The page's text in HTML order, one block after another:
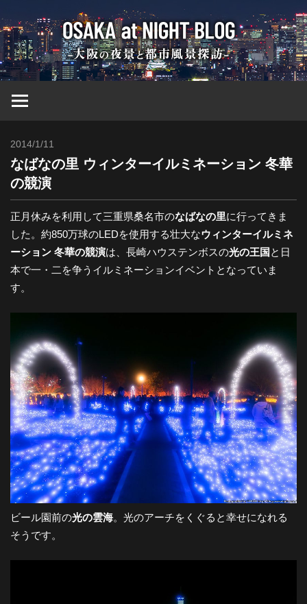
ン
テ
ン
ツ
大
阪
ブ
ロ
-
大
阪
の
夜
2014/1/11
なばなの里 ウィンターイルミネーション 冬華
の競演
正月休みを利用して三重県桑名市のなばなの里に行ってきま
した。約850万球のLEDを使用する壮大なウィンターイルミネ
ーション 冬華の競演は、長崎ハウステンボスの光の王国 と日
本で一・二を争うイルミネーションイベントとなっていま
す。
ビール園前の光の雲海。光のアーチをくぐると幸せになれる
そうです。